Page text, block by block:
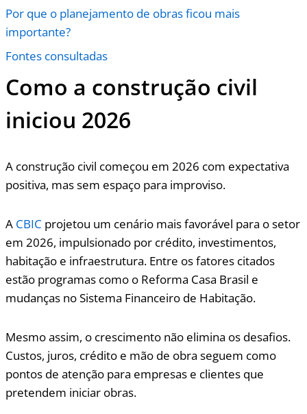
Por que o planejamento de obras ficou mais
importante?
Fontes consultadas
Como a construção civil
iniciou 2026
A construção civil começou em 2026 com expectativa
positiva, mas sem espaço para improviso.
A CBIC projetou um cenário mais favorável para o setor
em 2026, impulsionado por crédito, investimentos,
habitação e infraestrutura. Entre os fatores citados
estão programas como o Reforma Casa Brasil e
mudanças no Sistema Financeiro de Habitação.
Mesmo assim, o crescimento não elimina os desafios.
Custos, juros, crédito e mão de obra seguem como
pontos de atenção para empresas e clientes que
pretendem iniciar obras.